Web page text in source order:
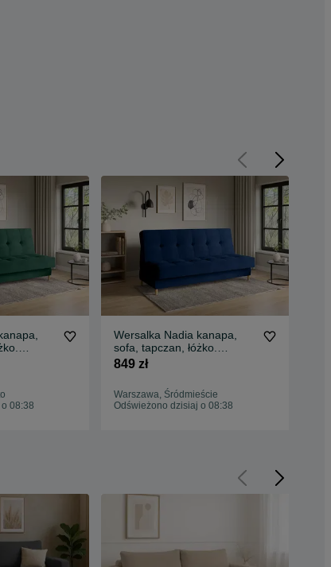
dostawa
08:38
Wersalka Nadia kanapa,
sofa, tapczan, łóżko.
Sprężyny. Szybka dostawa
849 zł
Warszawa, Śródmieście
Odświeżono dzisiaj o 08:38